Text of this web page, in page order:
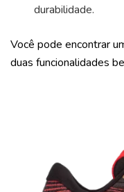
durabilidade.
Você pode encontrar
duas funcionalidades